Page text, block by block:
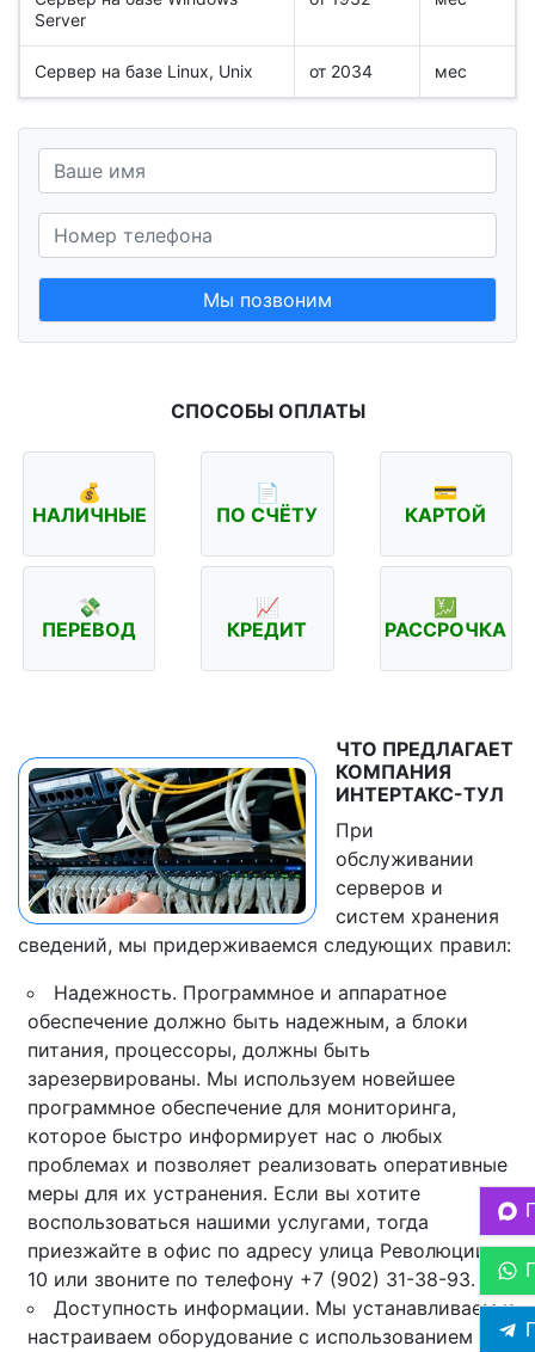
Server
Сервер на базе Linux, Unix от 2034 мес
Мы позвоним
СПОСОБЫ ОПЛАТЫ
💰
НАЛИЧНЫЕ
📄
ПО СЧЁТУ
💳
КАРТОЙ
💸
ПЕРЕВОД
📈
КРЕДИТ
💹
РАССРОЧКА
ЧТО ПРЕДЛАГАЕТ
КОМПАНИЯ
ИНТЕРТАКС-ТУЛ
При
обслуживании
серверов и
систем хранения
сведений, мы придерживаемся следующих правил:
Надежность. Программное и аппаратное
обеспечение должно быть надежным, а блоки
питания, процессоры, должны быть
зарезервированы. Мы используем новейшее
программное обеспечение для мониторинга,
которое быстро информирует нас о любых
проблемах и позволяет реализовать оперативные
меры для их устранения. Если вы хотите
воспользоваться нашими услугами, тогда
приезжайте в офис по адресу улица Революции,
10 или звоните по телефону +7 (902) 31-38-93.
Доступность информации. Мы устанавливаем и
настраиваем оборудование с использованием